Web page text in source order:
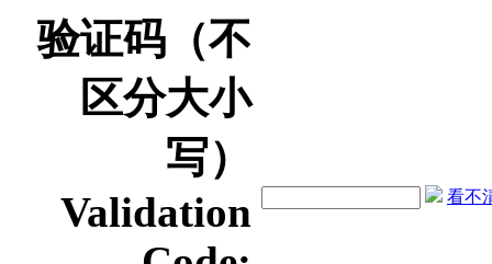
验证码（不
区分大小
写）
Validation
看不